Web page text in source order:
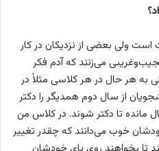
ولی بعضی از نزدیکان در کار
می‌زنند که آدم فکر
به هر حال در هر کلاسی مثلاً در
از سال دوم همدیگر را دکتر
مانده تا دکتر شوند. در کلاس من
خوب می‌دانند که چقدر تغییر